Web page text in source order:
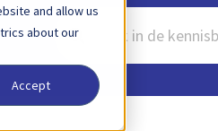
and allow us
about our
Accept
Zoeken
naar